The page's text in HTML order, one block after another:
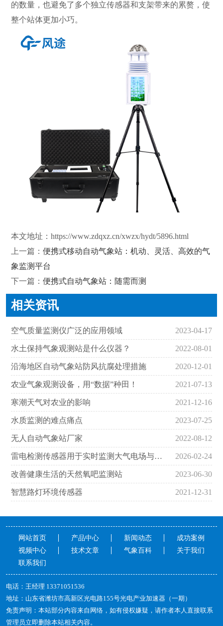
的数量，也避免了多个独立传感器和支架带来的累赘，使
整个站体更加小巧。
本文地址： https://www.zdqxz.cn/xwzx/hydt/5896.html
上一篇： 便携式移动自动气象站：机动、灵活、高效的气
象监测平台
下一篇： 便携式自动气象站：随需而测
相关资讯
空气质量监测仪广泛的应用领域 2023-04-17
水土保持气象观测站是什么仪器？ 2022-08-01
沿海地区自动气象站防风抗腐处理措施 2020-12-01
农业气象观测设备，用“数据”种田！ 2021-07-13
寒潮天气对农业的影响 2021-12-16
水质监测的难点痛点 2023-07-25
无人自动气象站厂家 2022-08-12
雷电检测传感器用于实时监测大气电场与雷电预警 2026-02-24
改善健康生活的天然氧吧监测站 2023-06-30
智慧路灯环境传感器 2021-12-31
网站首页 产品中心 新闻动态
成功案例
视频中心
技术文章 气象百科
关于我们
联系我们
电话：王经理13371051536
地址：山东省潍坊市高新区光电路155号光电产业加速器（一期）
免责声明：本站部分内容来自网络，如有侵权嫌疑，请作者本人直接联系
管理员立即删除本站相关内容。